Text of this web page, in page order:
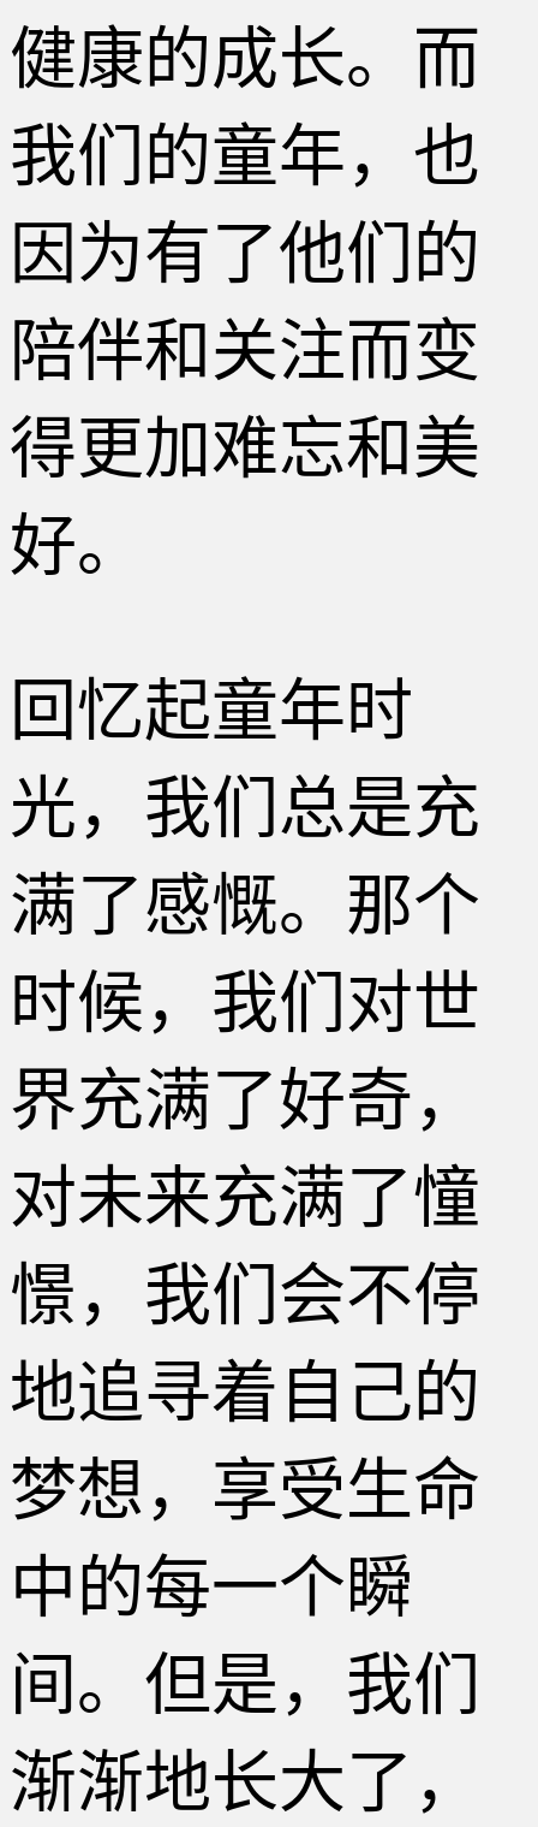
健康的成长。而
我们的童年，也
因为有了他们的
陪伴和关注而变
得更加难忘和美
好。
回忆起童年时
光，我们总是充
满了感慨。那个
时候，我们对世
界充满了好奇，
对未来充满了憧
憬，我们会不停
地追寻着自己的
梦想，享受生命
中的每一个瞬
间。但是，我们
渐渐地长大了，